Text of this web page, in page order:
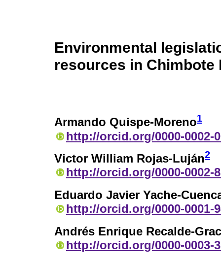
Environmental
resources in Chimbote
Armando Quispe-Moreno1
http://orcid.org/0000-0002-
Victor William Rojas-Luján2
http://orcid.org/0000-0002-
Eduardo Javier Yache-
http://orcid.org/0000-0001-
Andrés Enrique Recalde-
http://orcid.org/0000-0003-